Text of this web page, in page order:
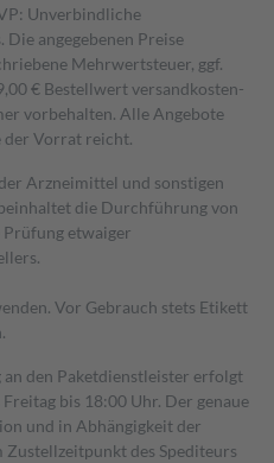
Unverbindliche
angegebenen Preise
Mehrwertsteuer, ggf.
€ Bestell­wert versand­kosten­
vorbehalten. Alle Angebote
der Vorrat reicht.
Arzneimittel und sonstigen
die Durchführung von
etwaiger
Vor Gebrauch stets Etikett
den Paketdienstleister erfolgt
bis 18:00 Uhr. Der genaue
und in Abhängigkeit der
des Spediteurs